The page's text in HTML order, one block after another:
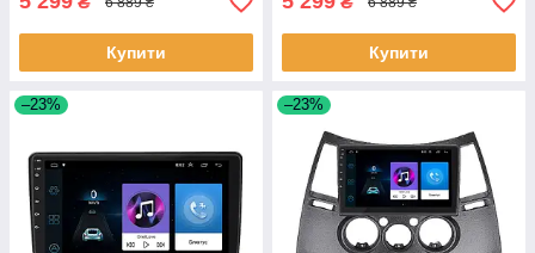
Купити Купити
–23% –23%